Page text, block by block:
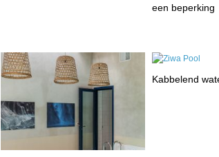
een beperking
Kabbelend